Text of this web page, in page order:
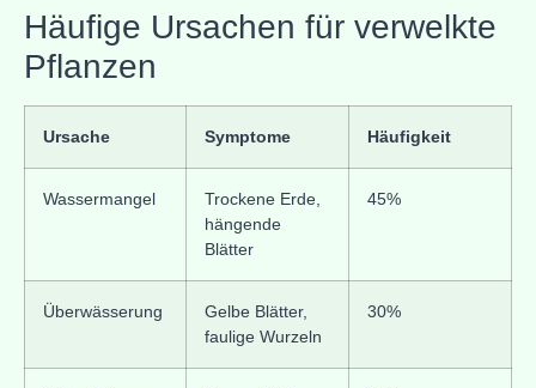
Häufige Ursachen für verwelkte
Pflanzen
Ursache Symptome Häufigkeit
Wassermangel
Trockene Erde,
hängende
Blätter
45%
Überwässerung
Gelbe Blätter,
faulige Wurzeln
30%